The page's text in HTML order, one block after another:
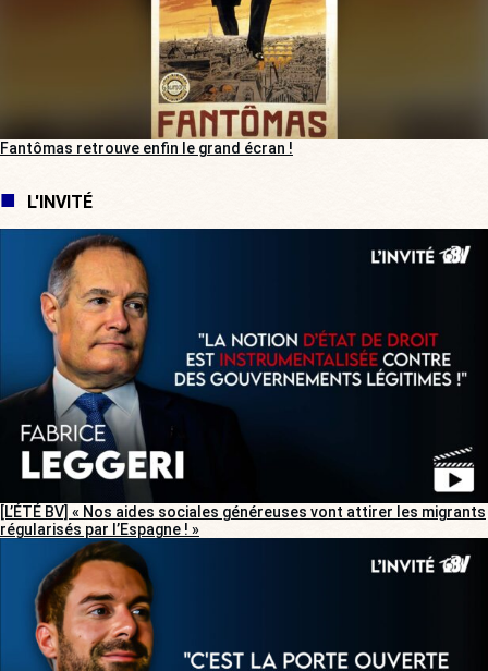
Fantômas retrouve enfin le grand écran !
L'INVITÉ
[L’ÉTÉ BV] « Nos aides sociales généreuses vont attirer les migrants
régularisés par l’Espagne ! »